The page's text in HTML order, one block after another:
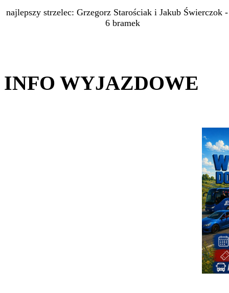
najlepszy strzelec: Grzegorz Starościak i Jakub Świerczok
6 bramek
INFO WYJAZDOWE